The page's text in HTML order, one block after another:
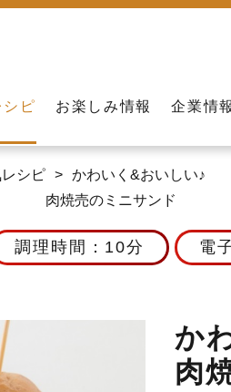
ピ お楽しみ情報 企業情報
レシピ
かわいく&おいしい♪
肉焼売のミニサンド
調理時間：10分 電
か
肉